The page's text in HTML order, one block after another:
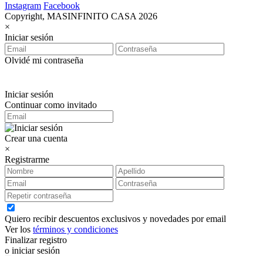
Instagram Facebook
Copyright, MASINFINITO CASA 2026
×
Iniciar sesión
Olvidé mi contraseña
Iniciar sesión
Continuar como invitado
Crear una cuenta
×
Registrarme
Quiero recibir descuentos exclusivos y novedades por email
Ver los términos y condiciones
Finalizar registro
o iniciar sesión